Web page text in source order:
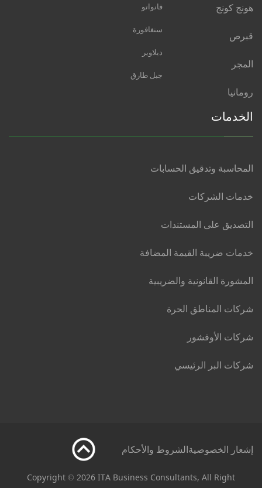
هونج كونج
قبرص
المجر
رومانيا
فانواتو
سنغافورة
ديلاوير
جبل طارق
الخدمات
المحاسبة وتدقيق الحسابات
خدمات الشركات
التصديق على المستندات
خدمات ضريبة القيمة المضافة
المشورة القانونية والضريبية
شركات المناطق الحرة
شركات الأوفشور
شركات البر الرئيسي
إشعار الخصوصيةالشروط والأحكام
Copyright © 2026 ITA Business Consultants, All Right